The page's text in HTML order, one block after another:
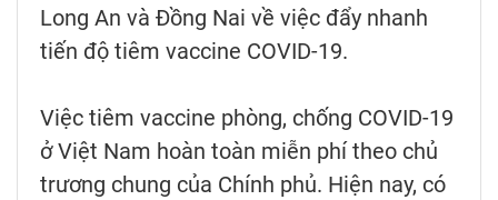
Long An và Đồng Nai về việc đẩy nhanh
tiến độ tiêm vaccine COVID-19.
Việc tiêm vaccine phòng, chống COVID-19
ở Việt Nam hoàn toàn miễn phí theo chủ
trương chung của Chính phủ. Hiện nay, có